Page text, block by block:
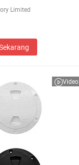
Limited
Video